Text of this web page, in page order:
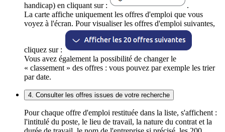
handicap) en cliquant sur :
.
La carte affiche uniquement les offres d'emploi que vous
voyez à l'écran. Pour visualiser les offres d'emploi suivantes,
cliquez sur :
Vous avez également la possibilité de changer le
« classement » des offres : vous pouvez par exemple les trier
par date.
4. Consulter les offres issues de votre recherche
Pour chaque offre d'emploi restituée dans la liste, s'affichent :
l'intitulé du poste, le lieu de travail, la nature du contrat et la